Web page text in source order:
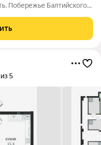
Побережье Балтийского
в аренду. Особенности:
5